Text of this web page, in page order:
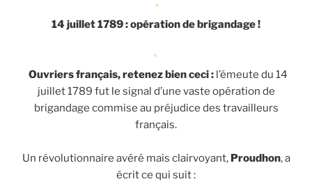
*
14 juillet 1789 : opération de brigandage !
*
Ouvriers français, retenez bien ceci : l’émeute du 14
juillet 1789 fut le signal d’une vaste opération de
brigandage commise au préjudice des travailleurs
français.
Un révolutionnaire avéré mais clairvoyant, Proudhon, a
écrit ce qui suit :